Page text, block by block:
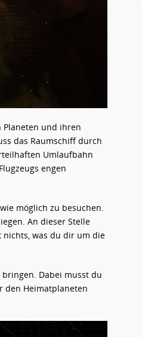
Planeten und ihren
das Raumschiff durch
Umlaufbahn
engen
möglich zu besuchen.
An dieser Stelle
nichts, was du dir um die
Dabei musst du
den Heimatplaneten